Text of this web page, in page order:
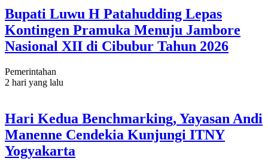
Bupati Luwu H Patahudding Lepas
Kontingen Pramuka Menuju Jambore
Nasional XII di Cibubur Tahun 2026
Pemerintahan
2 hari yang lalu
Hari Kedua Benchmarking, Yayasan Andi
Manenne Cendekia Kunjungi ITNY
Yogyakarta